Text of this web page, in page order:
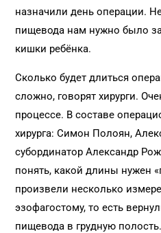
назначили день операции.
пищевода нам нужно было
кишки ребёнка.
Сколько будет длиться
сложно, говорят хирурги.
процессе. В составе
хирурга: Симон Полоян,
субординатор Александр
понять, какой длины нужен
произвели несколько
эзофагостому, то есть
пищевода в грудную